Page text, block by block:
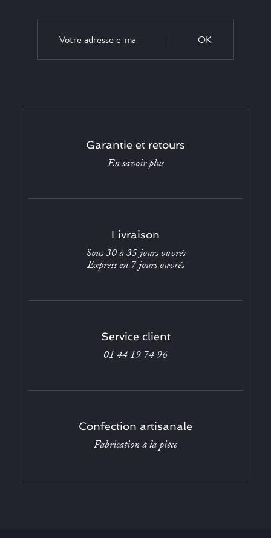
OK
Garantie et retours
En savoir plus
Livraison
Sous 30 à 35 jours ouvrés
Express en 7 jours ouvrés
Service client
01 44 19 74 96
Confection artisanale
Fabrication à la pièce